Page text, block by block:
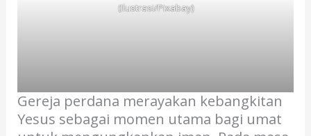
(Ilustrasi/Pixabay)
Gereja perdana merayakan kebangkitan
Yesus sebagai momen utama bagi umat